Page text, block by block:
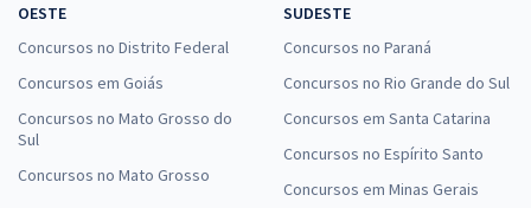
OESTE
Concursos no Distrito Federal
Concursos em Goiás
Concursos no Mato Grosso do
Sul
Concursos no Mato Grosso
SUDESTE
Concursos no Paraná
Concursos no Rio Grande do Sul
Concursos em Santa Catarina
Concursos no Espírito Santo
Concursos em Minas Gerais